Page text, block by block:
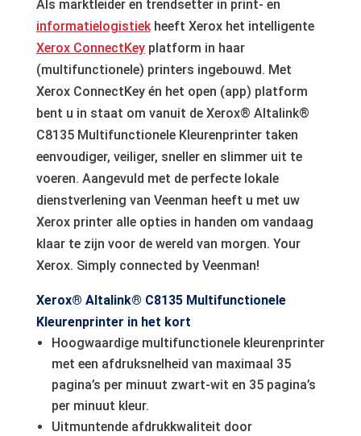
Als marktleider en trendsetter in print- en
informatielogistiekheeft Xerox het intelligente
Xerox ConnectKeyplatform in haar
(multifunctionele) printers ingebouwd. Met
Xerox ConnectKey én het open (app) platform
bent u in staat om vanuit de Xerox® Altalink®
C8135 Multifunctionele Kleurenprinter taken
eenvoudiger, veiliger, sneller en slimmer uit te
voeren. Aangevuld met de perfecte lokale
dienstverlening van Veenman heeft u met uw
Xerox printer alle opties in handen om vandaag
klaar te zijn voor de wereld van morgen. Your
Xerox. Simply connected by Veenman!
Xerox® Altalink® C8135 Multifunctionele
Kleurenprinter in het kort
Hoogwaardige multifunctionele kleurenprinter
met een afdruksnelheid van maximaal 35
pagina’s per minuut zwart-wit en 35 pagina’s
per minuut kleur.
Uitmuntende afdrukkwaliteit door